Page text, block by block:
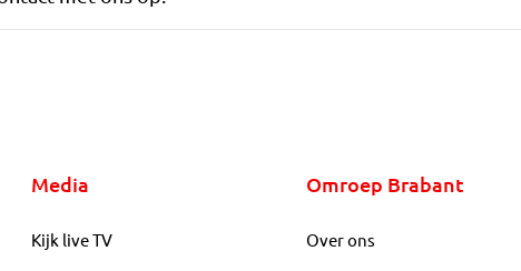
Media
Kijk live TV
Omroep Brabant
Over ons